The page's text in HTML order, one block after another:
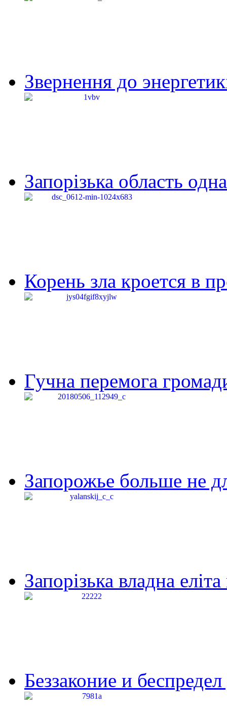
Звернення до
Запорізька область
Корень зла кроется в
Гучна перемога
Запорожье больше не
Запорізька владна
Беззаконие и